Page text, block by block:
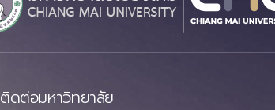
ติดต่อมหาวิทยาลัย